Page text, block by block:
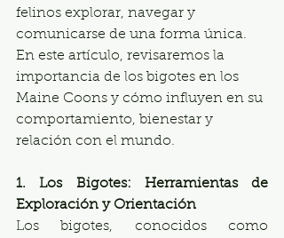
felinos explorar, navegar y
comunicarse de una forma única.
En este artículo, revisaremos la
importancia de los bigotes en los
Maine Coons y cómo influyen en su
comportamiento, bienestar y
relación con el mundo.
1. Los Bigotes: Herramientas de
Exploración y Orientación
Los bigotes, conocidos como